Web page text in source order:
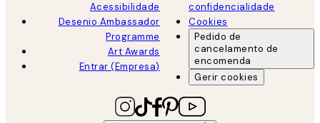
Acessibilidade
Desenio Ambassador
Programme
Art Awards
Entrar (Empresa)
confidencialidade
Cookies
Pedido de
cancelamento de
encomenda
Gerir cookies